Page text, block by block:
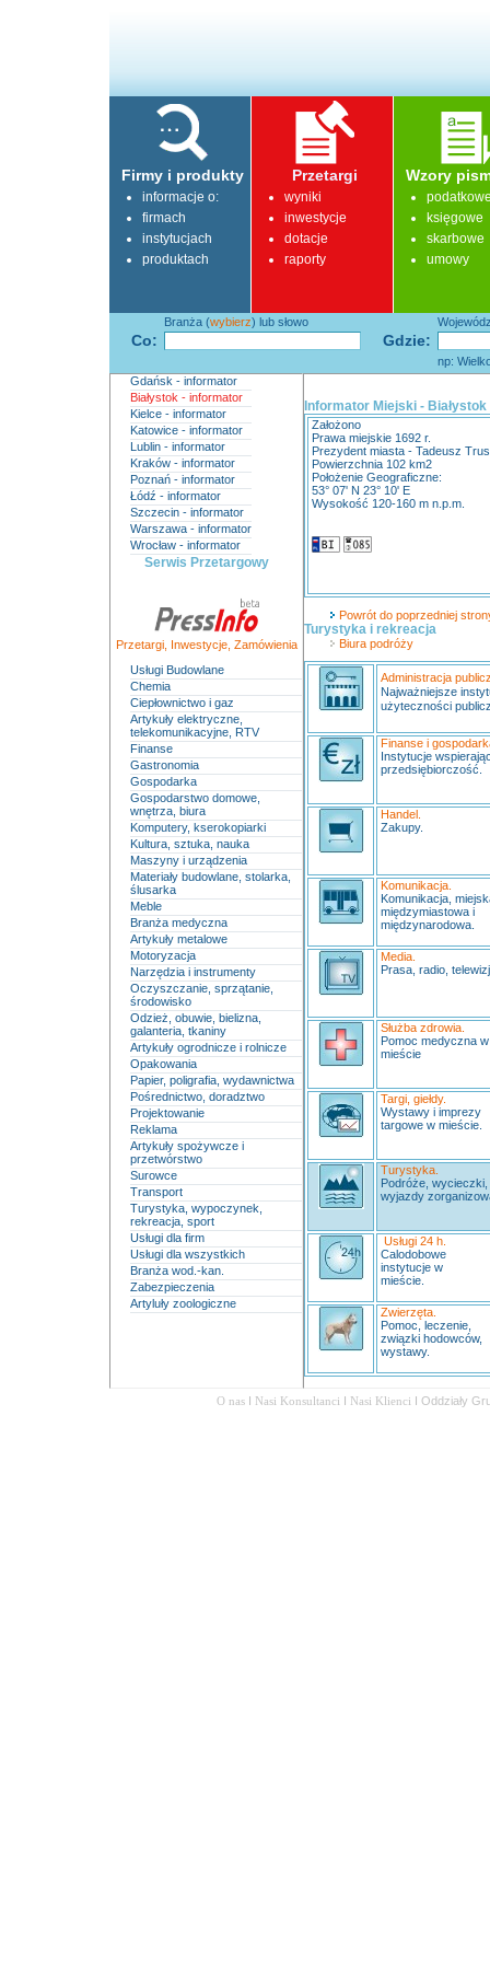
Firmy i produkty
informacje o:
firmach
instytucjach
produktach
Przetargi
wyniki
inwestycje
dotacje
raporty
Wzory
księgowe
skarbowe
umowy
Co: Gdzie:
Branża (wybierz) lub słowo
np:
Gdańsk - informator
Białystok - informator
Kielce - informator
Katowice - informator
Lublin - informator
Kraków - informator
Poznań - informator
Łódź - informator
Szczecin - informator
Warszawa - informator
Wrocław - informator
Serwis Przetargowy
Przetargi, Inwestycje, Zamówienia
Usługi Budowlane
Chemia
Ciepłownictwo i gaz
Artykuły elektryczne,
telekomunikacyjne, RTV
Finanse
Gastronomia
Gospodarka
Gospodarstwo domowe,
wnętrza, biura
Komputery, kserokopiarki
Kultura, sztuka, nauka
Maszyny i urządzenia
Materiały budowlane, stolarka,
ślusarka
Meble
Branża medyczna
Artykuły metalowe
Motoryzacja
Narzędzia i instrumenty
Oczyszczanie, sprzątanie,
środowisko
Odzież, obuwie, bielizna,
galanteria, tkaniny
Artykuły ogrodnicze i rolnicze
Opakowania
Papier, poligrafia, wydawnictwa
Pośrednictwo, doradztwo
Projektowanie
Reklama
Artykuły spożywcze i
przetwórstwo
Surowce
Transport
Turystyka, wypoczynek,
rekreacja, sport
Usługi dla firm
Usługi dla wszystkich
Branża wod.-kan.
Zabezpieczenia
Artyluły zoologiczne
Informator Miejski - Białystok
Założono
Prawa miejskie 1692 r.
Prezydent miasta - Tadeusz
Powierzchnia 102 km2
Położenie Geograficzne:
53° 07' N 23° 10' E
Wysokość 120-160 m n.p.m.
Powrót do poprzedniej
Turystyka i rekreacja
Biura podróży
Administracja
Najważniejsze
użyteczności
Finanse i
Instytucje
przedsiębiorczość.
Handel.
Zakupy.
Komunikacja.
Komunikacja,
międzymiastowa i
międzynarodowa.
Media.
Prasa, radio,
Służba zdrowia.
Pomoc medyczna
mieście
Targi, giełdy.
Wystawy i imprezy
targowe w mieście.
Turystyka.
Podróże, wycieczki,
wyjazdy
Usługi 24 h.
Calodobowe
instytucje w
mieście.
Zwierzęta.
Pomoc, leczenie,
związki hodowców,
wystawy.
O nas I Nasi Konsultanci I Nasi Klienci I Oddziały